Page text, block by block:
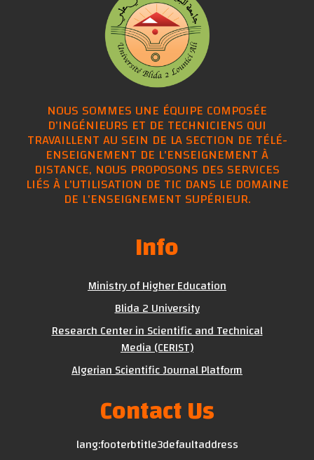
NOUS SOMMES UNE ÉQUIPE COMPOSÉE
D'INGÉNIEURS ET DE TECHNICIENS QUI
TRAVAILLENT AU SEIN DE LA SECTION DE TÉLÉ-
ENSEIGNEMENT DE L'ENSEIGNEMENT À
DISTANCE, NOUS PROPOSONS DES SERVICES
LIÉS À L'UTILISATION DE TIC DANS LE DOMAINE
DE L'ENSEIGNEMENT SUPÉRIEUR.
Info
Ministry of Higher Education
Blida 2 University
Research Center in Scientific and Technical
Media (CERIST)
Algerian Scientific Journal Platform
Contact Us
lang:footerbtitle3defaultaddress